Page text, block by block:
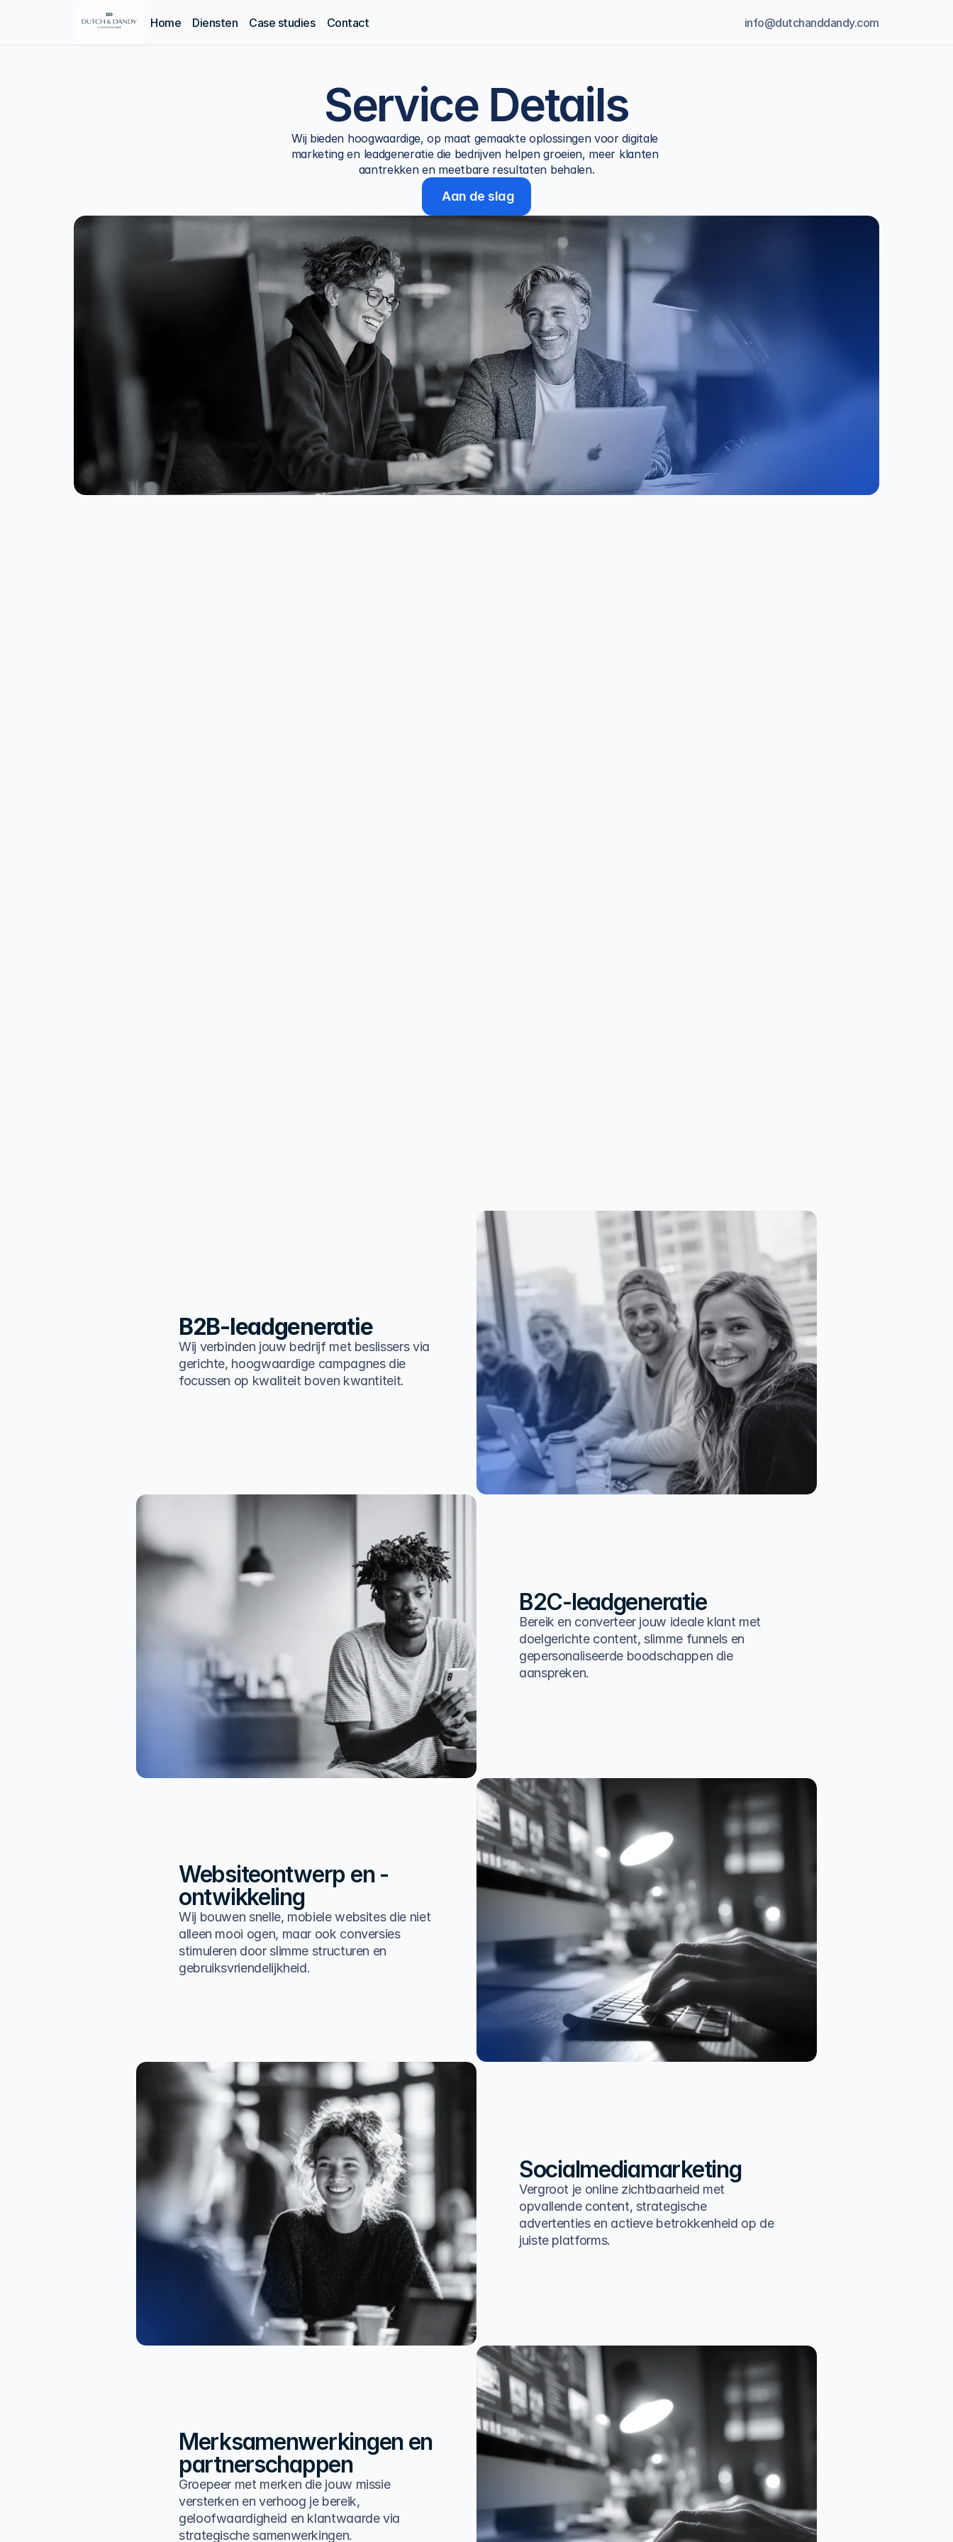
Home Diensten Case studies Contact info@dutchanddandy.com
Service Details
Wij bieden hoogwaardige, op maat gemaakte oplossingen voor digitale
marketing en leadgeneratie die bedrijven helpen groeien, meer klanten
aantrekken en meetbare resultaten behalen.
Aan de slag
B2B-leadgeneratie
Wij verbinden jouw bedrijf met beslissers via
gerichte, hoogwaardige campagnes die
focussen op kwaliteit boven kwantiteit.
B2C-leadgeneratie
Bereik en converteer jouw ideale klant met
doelgerichte content, slimme funnels en
gepersonaliseerde boodschappen die
aanspreken.
Websiteontwerp en -
ontwikkeling
Wij bouwen snelle, mobiele websites die niet
alleen mooi ogen, maar ook conversies
stimuleren door slimme structuren en
gebruiksvriendelijkheid.
Socialmediamarketing
Vergroot je online zichtbaarheid met
opvallende content, strategische
advertenties en actieve betrokkenheid op de
juiste platforms.
Merksamenwerkingen en
partnerschappen
Groepeer met merken die jouw missie
versterken en verhoog je bereik,
geloofwaardigheid en klantwaarde via
strategische samenwerkingen.